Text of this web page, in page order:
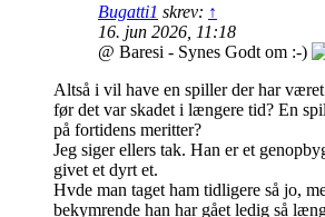
Bugatti1 skrev: ↑
16. jun 2026, 11:18
@ Baresi - Synes Godt om :-)
Altså i vil have en spiller der har
før det var skadet i længere tid? En
på fortidens meritter?
Jeg siger ellers tak. Han er et
givet et dyrt et.
Hvde man taget ham tidligere så jo,
bekymrende han har gået ledig så